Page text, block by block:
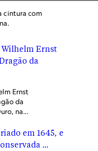
cintura com
Ernst
da
na
herói.